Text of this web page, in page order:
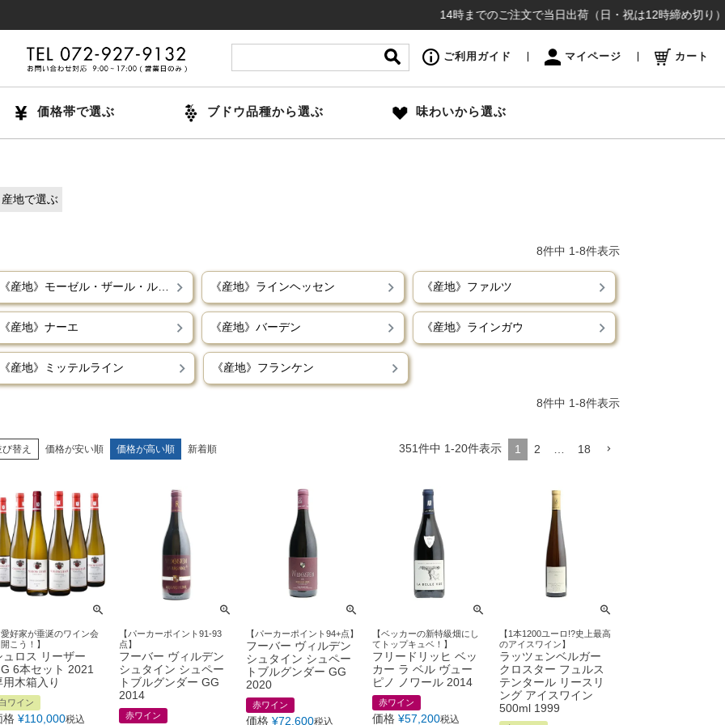
14時までのご注文で当日出荷（日・祝は12時締め切り）お
ご利用ガイド マイページ カート
価格帯で選ぶ ブドウ品種から選ぶ 味わいから選ぶ
産地で選ぶ
8件中 1-8件表示
《産地》ラインヘッセン 《産地》ファルツ
《産地》ナーエ 《産地》バーデン 《産地》ラインガウ
《産地》ミッテルライン 《産地》フランケン
8件中 1-8件表示
替え 価格が安い順 価格が高い順 新着順 351件中 1-20件表示 1 2 18
好家が垂涎のワイン会
こう！】
ュロス リーザー
6本セット 2021
用木箱入り
ワイン
格 ¥110,000税込
【パーカーポイント91-93
点】
フーバー ヴィルデン
シュタイン シュペー
トブルグンダー GG
2014
赤ワイン
【パーカーポイント94+点】
フーバー ヴィルデン
シュタイン シュペー
トブルグンダー GG
2020
赤ワイン
価格 ¥72,600税込
【ベッカーの新特級畑にし
てトップキュベ！】
フリードリッヒ ベッ
カー ラ ベル ヴュー
ピノ ノワール 2014
赤ワイン
価格 ¥57,200税込
【1本1200ユーロ!?史上最高
のアイスワイン】
ラッツェンベルガー
クロスター フュルス
テンタール リースリ
ング アイスワイン
500ml 1999